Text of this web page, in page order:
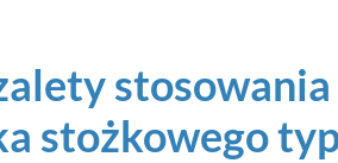
stosowania
stożkowego